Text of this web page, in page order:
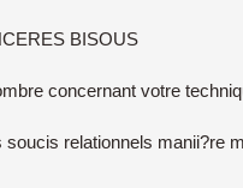
BISOUS
concernant votre
relationnels manii?re